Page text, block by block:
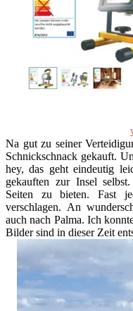
Na gut zu seiner
Schnickschnack gekauft.
hey, das geht eindeutig
gekauften zur Insel
Seiten zu bieten. Fast
verschlagen. An
auch nach Palma. Ich
Bilder sind in dieser Zeit